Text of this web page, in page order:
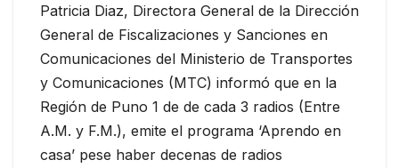
Patricia Diaz, Directora General de la Dirección
General de Fiscalizaciones y Sanciones en
Comunicaciones del Ministerio de Transportes
y Comunicaciones (MTC) informó que en la
Región de Puno 1 de de cada 3 radios (Entre
A.M. y F.M.), emite el programa ‘Aprendo en
casa’ pese haber decenas de radios